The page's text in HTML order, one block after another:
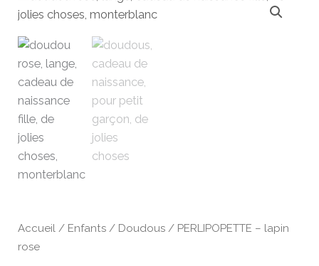
Accueil / Enfants / Doudous / PERLIPOPETTE – lapin
rose
de
-
lapin
rose